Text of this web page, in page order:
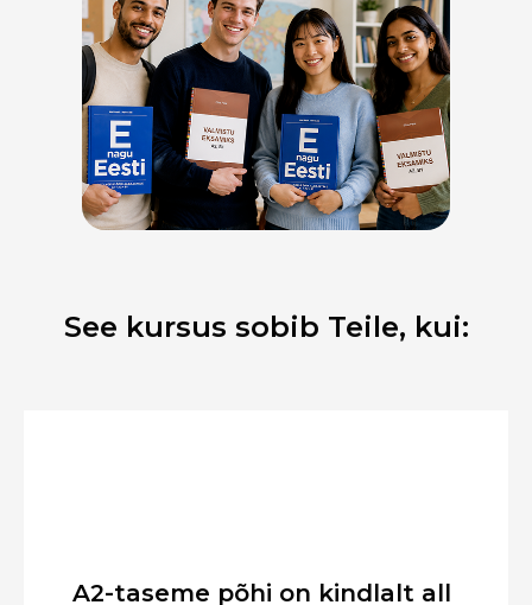
See kursus sobib Teile, kui:
A2-taseme põhi on kindlalt all